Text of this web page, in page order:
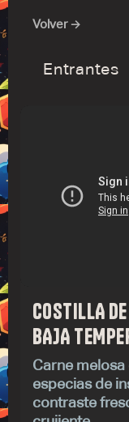
Volver →
Entrantes
COSTILLA
BAJA
Carne
especias de
contraste